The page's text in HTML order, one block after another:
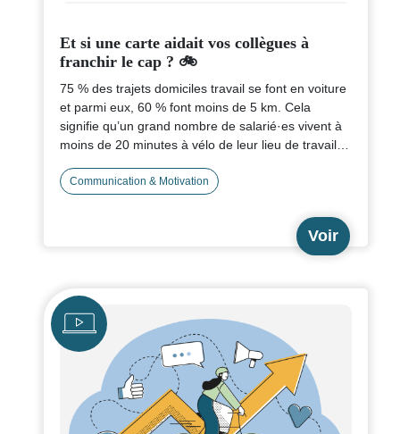
Et si une carte aidait vos collègues à
franchir le cap ? 🚲
75 % des trajets domiciles travail se font en voiture
et parmi eux, 60 % font moins de 5 km. Cela
signifie qu’un grand nombre de salarié·es vivent à
moins de 20 minutes à vélo de leur lieu de travail…
vos équipes qu’en fait…le vélo, ce n'est pas si
permettent de montrer
le temps réel nécessaire pour
🧠 Un outil simple pour initier des conversations,
faire tomber les idées reçues sur les trajets à vélo,
et changer les habitudes de déplacement
🎯 À distribuer en interne, à afficher à l’entrée du
site ou à présenter lors d’un atelier mobilité
Communication & Motivation
Voir
Icône